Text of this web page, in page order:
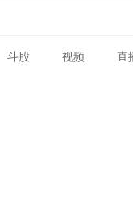
斗股 视频 直